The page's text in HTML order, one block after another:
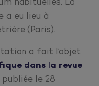
habituelles. La
a eu lieu à
(Paris).
a fait l’objet
dans la revue
publiée le 28